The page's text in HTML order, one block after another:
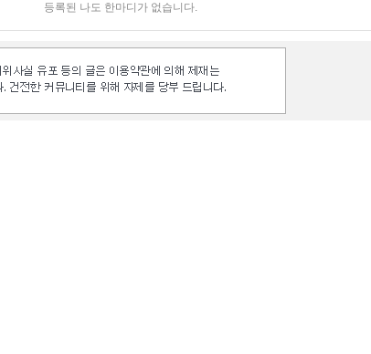
등록된 나도 한마디가 없습니다.